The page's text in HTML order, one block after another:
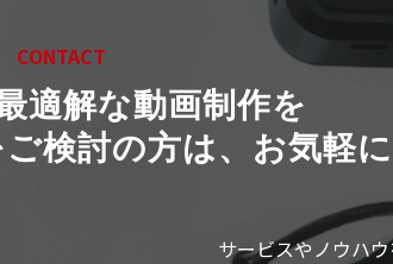
CONTACT
適解な動画制作を
検討の方は、お気軽
サービスやノウハ